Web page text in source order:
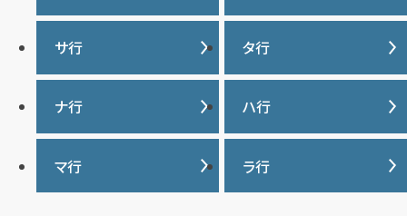
IWC
ヴァシュロンコンスタンタ
ン
ウブロ
エルメス
オーデマ ピゲ
カナダグース
カルティエ
グッチ
クロムハーツ
ケイト・スペード
サ行
サマンサタバサ
ジーショック
ジャガー・ルクルト
タ行
タグ・ホイヤー
ディオール
ティファニー
ナ行
ナイキ
ハ行
バーバリー
バカラ
マ行 ラ行